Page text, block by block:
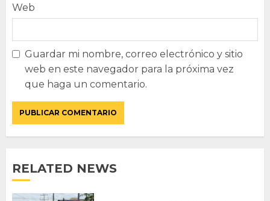
Web
Guardar mi nombre, correo electrónico y sitio
web en este navegador para la próxima vez
que haga un comentario.
RELATED NEWS